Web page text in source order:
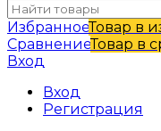
ИзбранноеТовар в
СравнениеТовар в
Вход
Вход
Регистрация